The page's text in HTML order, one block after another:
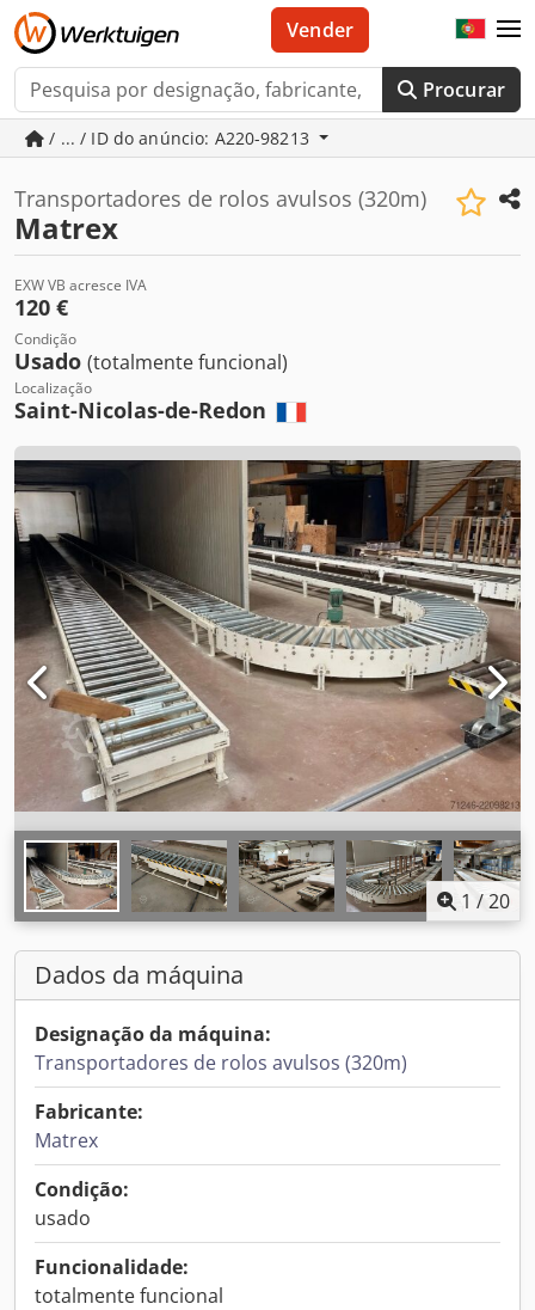
Procurar
Vender
/ ... / ID do anúncio: A220-98213
Transportadores de rolos avulsos (320m)
Matrex
EXW VB acresce IVA
120 €
Condição
Usado (totalmente funcional)
Localização
Saint-Nicolas-de-Redon
1 /20
Dados da máquina
Designação da máquina:
Transportadores de rolos avulsos (320m)
Fabricante:
Matrex
Condição:
usado
Funcionalidade:
totalmente funcional